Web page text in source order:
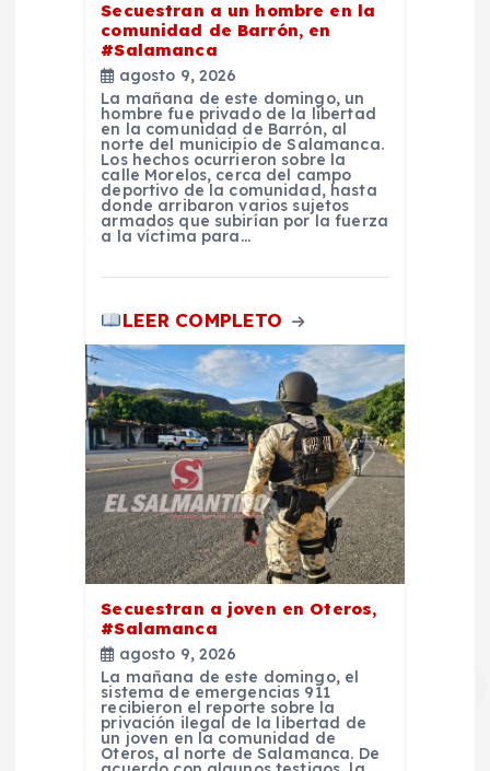
Secuestran a un hombre en la
comunidad de Barrón, en
#Salamanca
agosto 9, 2026
La mañana de este domingo, un
hombre fue privado de la libertad
en la comunidad de Barrón, al
norte del municipio de Salamanca.
Los hechos ocurrieron sobre la
calle Morelos, cerca del campo
deportivo de la comunidad, hasta
donde arribaron varios sujetos
armados que subirían por la fuerza
a la víctima para…
LEER COMPLETO
Secuestran a joven en Oteros,
#Salamanca
agosto 9, 2026
La mañana de este domingo, el
sistema de emergencias 911
recibieron el reporte sobre la
privación ilegal de la libertad de
un joven en la comunidad de
Oteros, al norte de Salamanca. De